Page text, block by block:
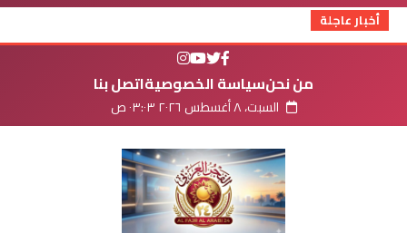
أخبار عاجلة
من نحنسياسة الخصوصيةاتصل بنا
السبت، ٨ أغسطس ٢٠٢٦ ٠٣:٠٣ ص